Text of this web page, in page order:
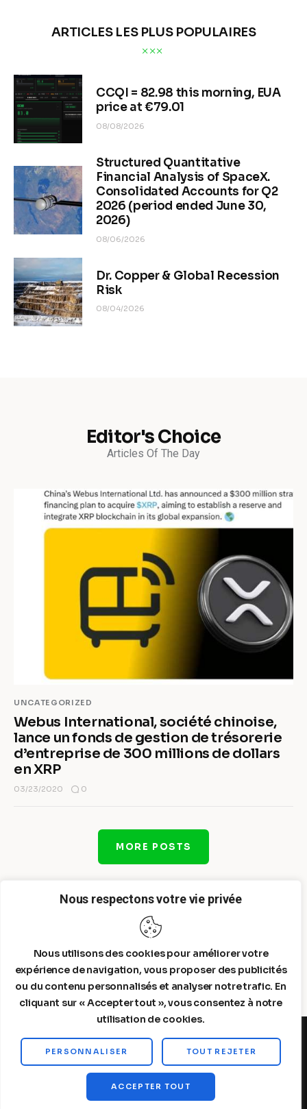
Nous respectons votre vie privée
Nous utilisons des cookies pour améliorer votre
expérience de navigation, vous proposer des publicités
ou du contenu personnalisés et analyser notre trafic. En
cliquant sur « Accepter tout », vous consentez à notre
utilisation de cookies.
PERSONNALISER TOUT REJETER
ACCEPTER TOUT
ARTICLES LES PLUS POPULAIRES
CCQI = 82.98 this morning, EUA
price at €79.01
08/08/2026
Structured Quantitative
Financial Analysis of SpaceX.
Consolidated Accounts for Q2
2026 (period ended June 30,
2026)
08/06/2026
Dr. Copper & Global Recession
Risk
08/04/2026
Editor's Choice
Articles Of The Day
UNCATEGORIZED
Webus International, société chinoise,
lance un fonds de gestion de trésorerie
d’entreprise de 300 millions de dollars
en XRP
03/23/2020 0
MORE POSTS
Steelldy© 2026. All Rights Reserved.